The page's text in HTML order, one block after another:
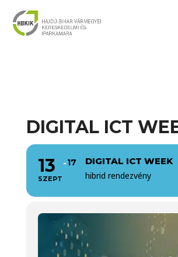
DIGITAL ICT
13
SZEPT
17
DIGITAL ICT WEEK
hibrid rendezvény